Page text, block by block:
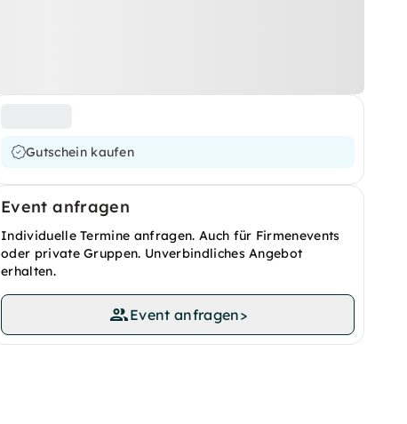
Gutschein kaufen
Event anfragen
Individuelle Termine anfragen. Auch für Firmenevents
oder private Gruppen. Unverbindliches Angebot
erhalten.
Event anfragen>